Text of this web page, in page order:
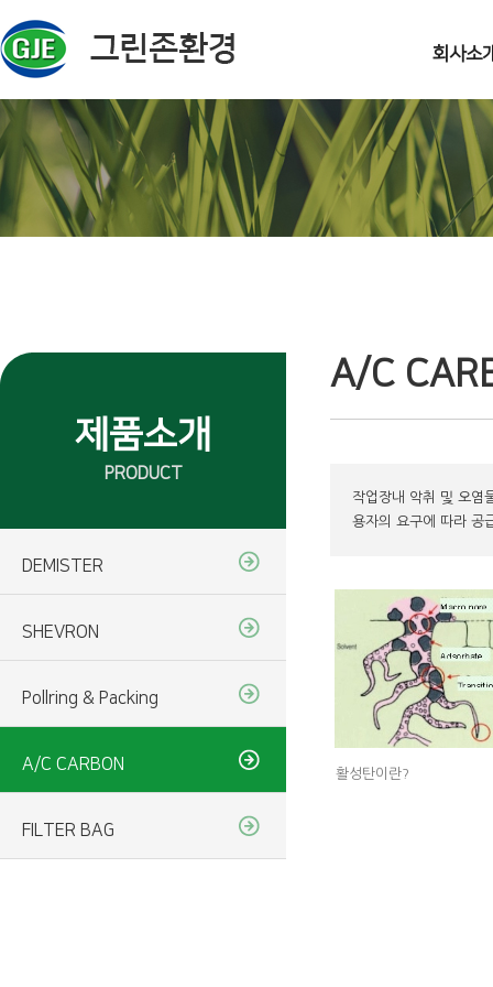
회사소
제품소개
PRODUCT
DEMISTER
SHEVRON
Pollring & Packing
A/C CARBON
FILTER BAG
A/C
작업장내 악취 및 오
용자의 요구에 따라 공
활성탄이란?